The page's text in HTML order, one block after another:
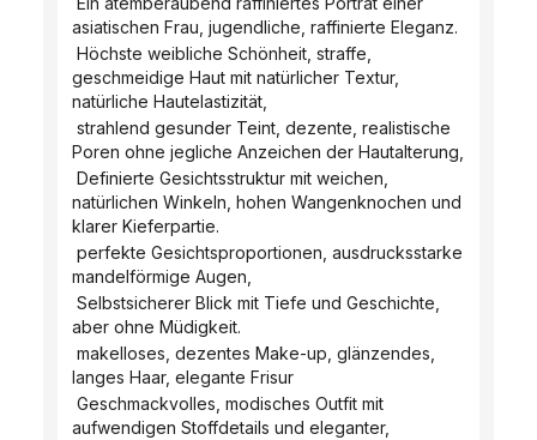
asiatischen Frau, jugendliche, raffinierte Eleganz.
geschmeidige Haut mit natürlicher Textur,
natürliche Hautelastizität,
Poren ohne jegliche Anzeichen der Hautalterung,
natürlichen Winkeln, hohen Wangenknochen und
klarer Kieferpartie.
mandelförmige Augen,
aber ohne Müdigkeit.
langes Haar, elegante Frisur
aufwendigen Stoffdetails und eleganter,